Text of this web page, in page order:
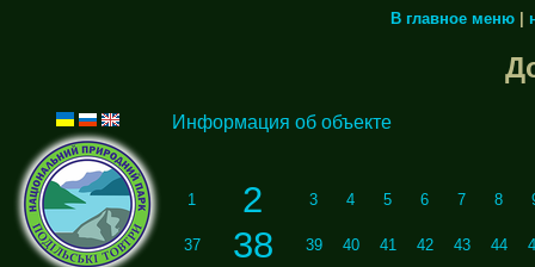
В главное меню|
Информация об объекте
1 2 3 4 5 6 7 8
37 38 39 40 41 42 43 44